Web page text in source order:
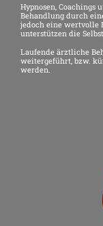
Hypnosen, Coachings
Behandlung durch
jedoch eine wertvolle
unterstützen die
Laufende ärztliche
weitergeführt, bzw.
werden.